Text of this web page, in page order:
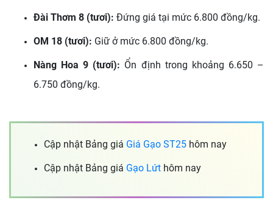
Đài Thơm 8 (tươi): Đứng giá tại mức 6.800 đồng/kg.
OM 18 (tươi): Giữ ở mức 6.800 đồng/kg.
Nàng Hoa 9 (tươi): Ổn định trong khoảng 6.650 –
6.750 đồng/kg.
Cập nhật Bảng giá Giá Gạo ST25 hôm nay
Cập nhật Bảng giá Gạo Lứt hôm nay